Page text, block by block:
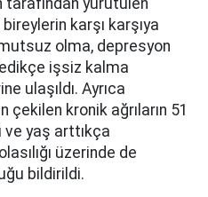
karşı karşıya
mutsuz olma, depresyon
işsiz kalma
ulaşıldı. Ayrıca
çekilen kronik ağrıların 51
ve yaş arttıkça
üzerinde de
bildirildi.